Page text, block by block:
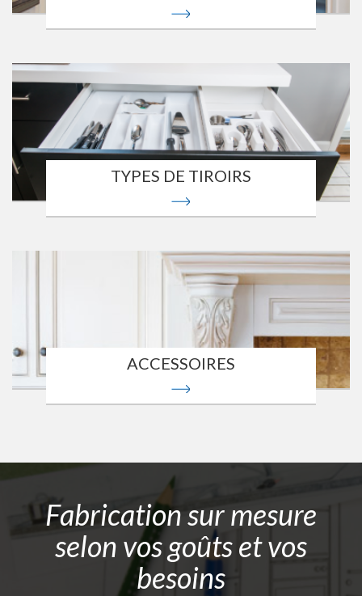
TYPES DE TIROIRS
ACCESSOIRES
Fabrication sur mesure
selon vos goûts et vos
besoins